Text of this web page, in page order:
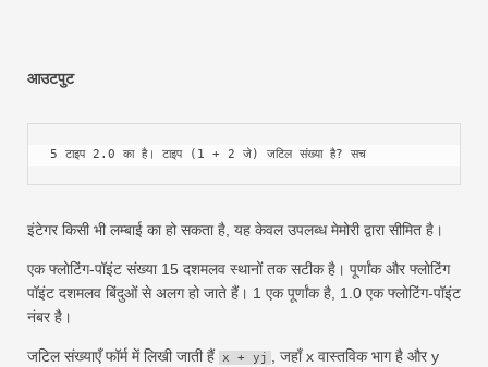
आउटपुट
5 टाइप 2.0 का है। टाइप (1 + 2 जे) जटिल संख्या है? सच
इंटेगर किसी भी लम्बाई का हो सकता है, यह केवल उपलब्ध मेमोरी द्वारा सीमित है।
एक फ्लोटिंग-पॉइंट संख्या 15 दशमलव स्थानों तक सटीक है। पूर्णांक और फ्लोटिंग
पॉइंट दशमलव बिंदुओं से अलग हो जाते हैं। 1 एक पूर्णांक है, 1.0 एक फ्लोटिंग-पॉइंट
नंबर है।
जटिल संख्याएँ फॉर्म में लिखी जाती हैं x + yj
, जहाँ x वास्तविक भाग है और y